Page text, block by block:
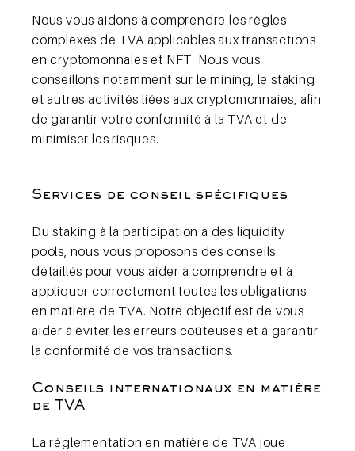
Nous vous aidons à comprendre les règles
complexes de TVA applicables aux transactions
en cryptomonnaies et NFT. Nous vous
conseillons notamment sur le mining, le staking
et autres activités liées aux cryptomonnaies, afin
de garantir votre conformité à la TVA et de
minimiser les risques.
Services de conseil spécifiques
Du staking à la participation à des liquidity
pools, nous vous proposons des conseils
détaillés pour vous aider à comprendre et à
appliquer correctement toutes les obligations
en matière de TVA. Notre objectif est de vous
aider à éviter les erreurs coûteuses et à garantir
la conformité de vos transactions.
Conseils internationaux en matière
de TVA
La réglementation en matière de TVA joue